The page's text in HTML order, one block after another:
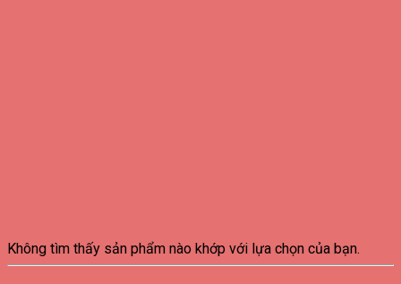
Không tìm thấy sản phẩm nào khớp với lựa chọn của bạn.